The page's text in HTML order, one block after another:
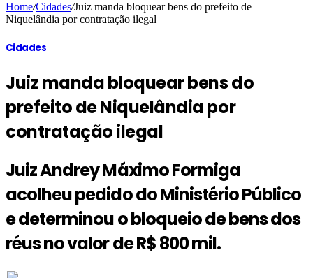
Home/Cidades/Juiz manda bloquear bens do prefeito de
Niquelândia por contratação ilegal
Cidades
Juiz manda bloquear bens do
prefeito de Niquelândia por
contratação ilegal
Juiz Andrey Máximo Formiga
acolheu pedido do Ministério Público
e determinou o bloqueio de bens dos
réus no valor de R$ 800 mil.